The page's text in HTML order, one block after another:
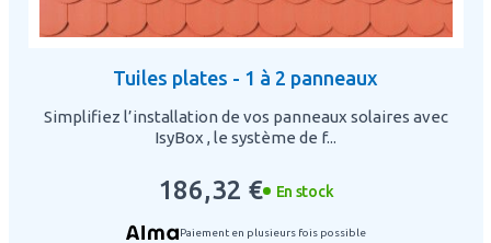
Tuiles plates - 1 à 2 panneaux
Simplifiez l’installation de vos panneaux solaires avec
IsyBox , le système de f...
186,32 € En stock
Paiement en plusieurs fois possible